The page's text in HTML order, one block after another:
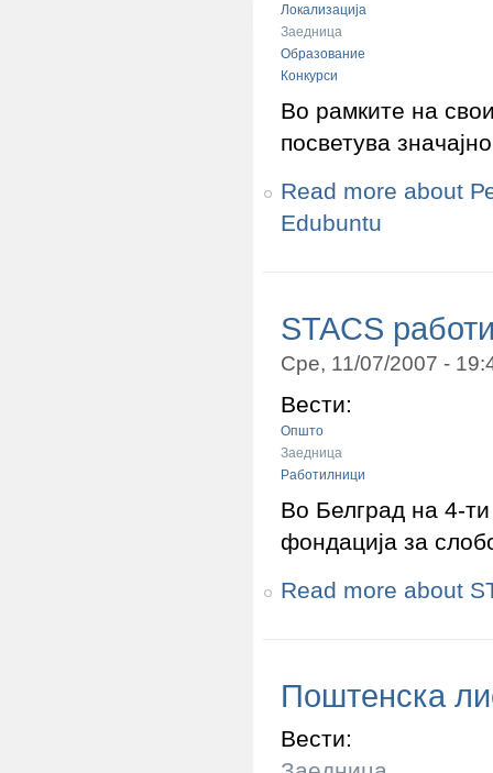
Локализација
Заедница
Образование
Конкурси
Во рамките на
посветува
Read more about
Edubuntu
STACS
Сре, 11/07/2007 -
Вести:
Општо
Заедница
Работилници
Во Белград на 4-
фондација за
Read more about
Поштенска
Вести: